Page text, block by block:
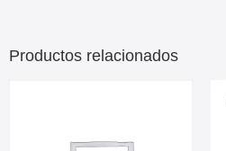
Productos relacionados